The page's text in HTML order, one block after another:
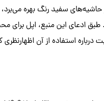
آی‌مک ۲۴ اینچی از حاشیه‌های سفید
ادعای این منبع، اپل
درباره استفاده از آن اظهارنظری